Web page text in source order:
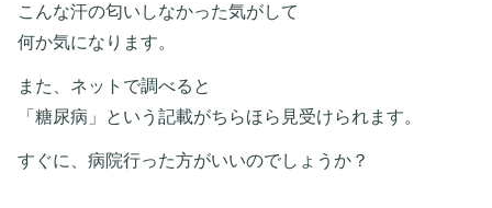
こんな汗の匂いしなかった気がして
何か気になります。
また、ネットで調べると
「糖尿病」という記載がちらほら見受けられます。
すぐに、病院行った方がいいのでしょうか？